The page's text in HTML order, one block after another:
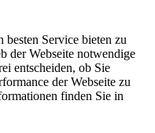
Service bieten zu
der Webseite notwendige
entscheiden, ob Sie
der Webseite zu
finden Sie in